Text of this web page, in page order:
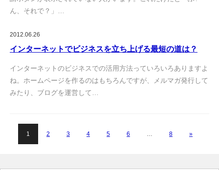
ん、それで？」…
2012.06.26
インターネットでビジネスを立ち上げる最短の道は？
インターネットのビジネスでの活用方法っていろいろありますよ
ね。ホームページを作るのはもちろんですが、メルマガ発行して
みたり、ブログを運営して…
1 2 3 4 5 6 … 8 »